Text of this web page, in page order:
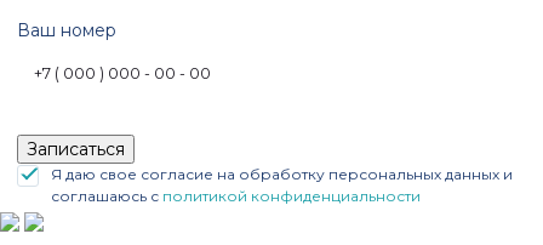
Ваш номер
Записаться
Я даю свое согласие на обработку персональных данных и
соглашаюсь с политикой конфиденциальности